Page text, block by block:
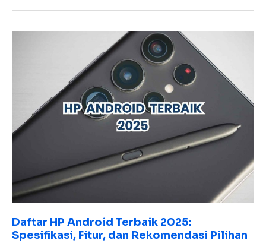
Daftar HP Android Terbaik 2025:
Spesifikasi, Fitur, dan Rekomendasi Pilihan
Spesifikasi,
Fitur,
dan